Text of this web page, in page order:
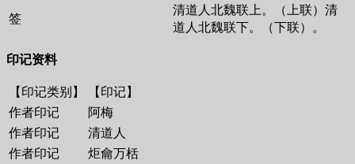
签
清道人北魏联上。（上联）清
道人北魏联下。（下联）。
印记资料
【印记类别】
【印记】
作者印记
阿梅
作者印记
清道人
作者印记
炬龠万栝